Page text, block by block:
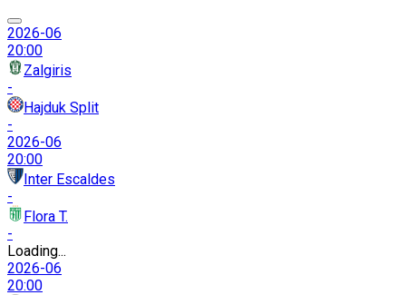
2026-06
20:00
Zalgiris
-
Hajduk Split
-
2026-06
20:00
Inter Escaldes
-
Flora T.
-
Loading...
2026-06
20:00